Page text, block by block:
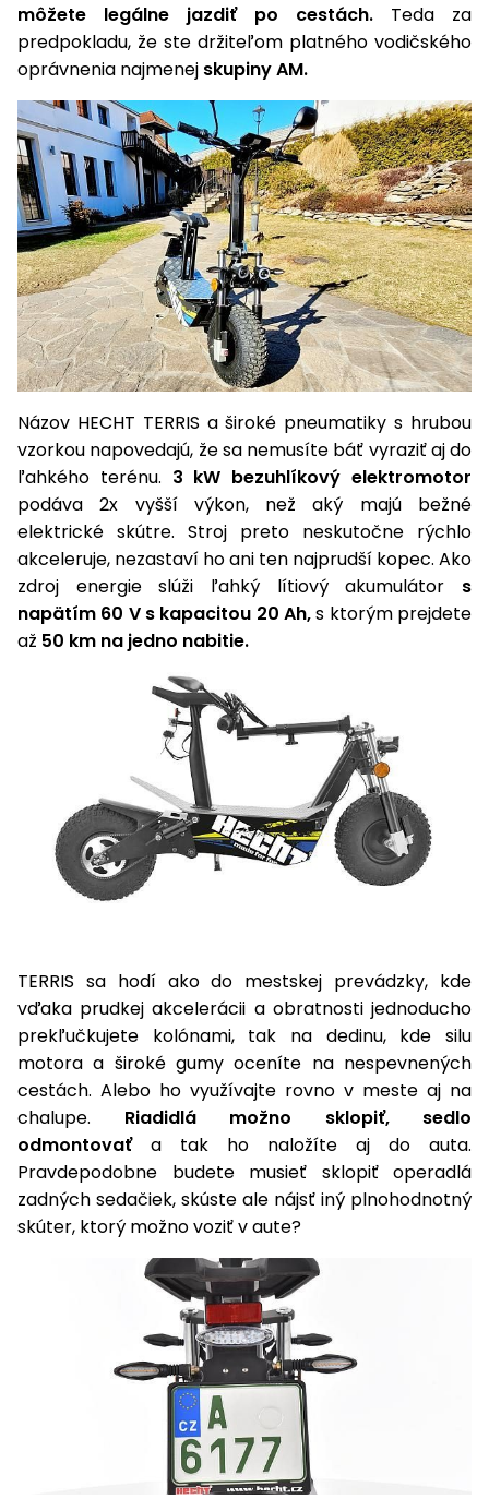
Náhradné
Vidly
Štiepačky
dreva
Drviče
vetiev
Špalíkovače
Fukáre a
vysávače
na lístie
Záhradné
vozíky
Fúriky
Rozmetadlá
a posypové
vozíky
Čerpadlá
a
vodárne
Vysokotlakové
umývačky
Zametacie
frézy
Odhŕňače
a lopaty
na sneh
Príslušenstvo
boxy
Ochrana
rastlín
Záhradné
koše
Krhly
obrubníky
Tieniace
Odpudzovače
a pasce
Príslušenstvo
stoly
Vibračné
Transportéry
Rezačky
na
betón
Meracie
prístroje
Nabíjačky
autobatérií
Vykurovanie
Navijaky
Príslušenstvo
Bagre
Seniorské
vozíky
Prilby
Doplnky
môžete legálne jazdiť po cestách. Teda za
predpokladu, že ste držiteľom platného vodičského
oprávnenia najmenej skupiny AM.
Názov HECHT TERRIS a široké pneumatiky s hrubou
vzorkou napovedajú, že sa nemusíte báť vyraziť aj do
ľahkého terénu. 3 kW bezuhlíkový elektromotor
podáva 2x vyšší výkon, než aký majú bežné
elektrické skútre. Stroj preto neskutočne rýchlo
akceleruje, nezastaví ho ani ten najprudší kopec. Ako
zdroj energie slúži ľahký lítiový akumulátor s
napätím 60 V s kapacitou 20 Ah,s ktorým prejdete
až 50 km na jedno nabitie.
TERRIS sa hodí ako do mestskej prevádzky, kde
vďaka prudkej akcelerácii a obratnosti jednoducho
prekľučkujete kolónami, tak na dedinu, kde silu
motora a široké gumy oceníte na nespevnených
cestách. Alebo ho využívajte rovno v meste aj na
chalupe. Riadidlá možno sklopiť, sedlo
odmontovaťa tak ho naložíte aj do auta.
Pravdepodobne budete musieť sklopiť operadlá
zadných sedačiek, skúste ale nájsť iný plnohodnotný
skúter, ktorý možno voziť v aute?